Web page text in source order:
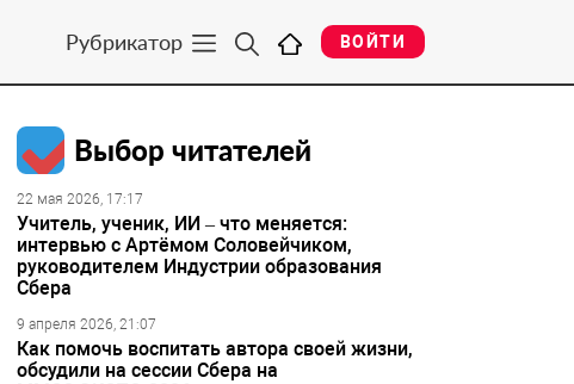
Рубрикатор ВОЙТИ
Выбор читателей
22 мая 2026, 17:17
Учитель, ученик, ИИ – что меняется:
интервью с Артёмом Соловейчиком,
руководителем Индустрии образования
Сбера
9 апреля 2026, 21:07
Как помочь воспитать автора своей жизни,
обсудили на сессии Сбера на